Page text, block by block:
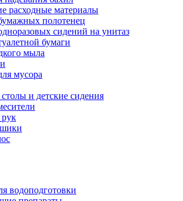
расходные материалы
полотенец
сидений на унитаз
бумаги
мыла
мусора
и детские сидения
водоподготовки